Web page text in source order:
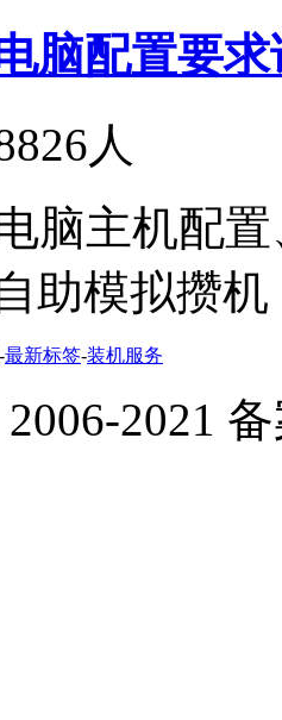
脑配置要
人
脑主机配
助模拟攒机
-最新标签-装机服务
2006-2021